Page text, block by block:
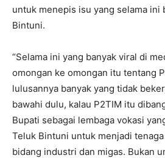
untuk menepis isu yang selama ini
Bintuni.
“Selama ini yang banyak viral di
omongan ke omongan itu tentang
lulusannya banyak yang tidak
bawahi dulu, kalau P2TIM itu
Bupati sebagai lembaga vokasi
Teluk Bintuni untuk menjadi
bidang industri dan migas. Bukan